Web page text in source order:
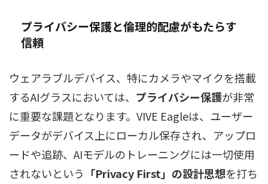
プライバシー保護と倫理的配慮がもたらす
信頼
ウェアラブルデバイス、特にカメラやマイクを搭載
するAIグラスにおいては、 プライバシー保護が非常
に重要な課題となります。VIVE Eagleは、ユーザー
データがデバイス上にローカル保存され、アップロ
ードや追跡、AIモデルのトレーニングには一切使用
されないという 「Privacy First」の設計思想を打ち